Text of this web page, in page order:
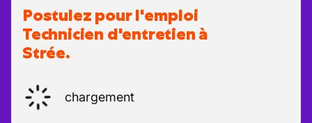
Postulez pour l'emploi
Technicien d'entretien à
Strée.
chargement